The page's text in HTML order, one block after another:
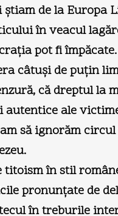
de la Europa
în veacul
pot fi împăcate.
câtuşi de puţin
că dreptul
autentice ale
să ignorăm
în stil
pronunţate de
în treburile